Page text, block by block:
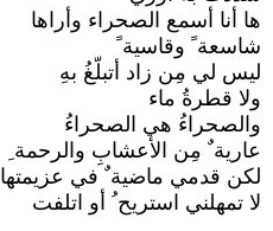
ها أنا أسمع الصحراء وأراها
شاسعة ً وقاسية ً
ليس لي مِن زاد أتبلّغُ بهِ
ولا قطرةُ ماء
والصحراءُ هي الصحراءُ
عارية ٌ مِن الأعشابِ والرحمة ِ
لكن قدمي ماضية ٌ في عزيمتها
لا تمهلني استريح ُ أو اتلفت